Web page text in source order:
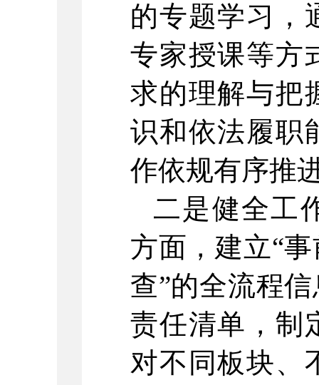
的专题学习，
专家授课等方
求的理解与把
识和依法履职
作依规有序推
二是健全工
方面，建立“
查”的全流程
责任清单，制
对不同板块、